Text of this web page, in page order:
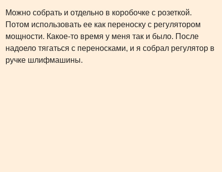
Можно собрать и отдельно в коробочке с розеткой.
Потом использовать ее как переноску с регулятором
мощности. Какое-то время у меня так и было. После
надоело тягаться с переносками, и я собрал регулятор в
ручке шлифмашины.